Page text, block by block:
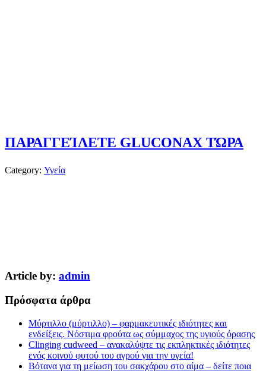
ΠΑΡΑΓΓΕΊΛΕΤΕ GLUCONAX ΤΏΡΑ
Category: Υγεία
Article by: admin
Πρόσφατα άρθρα
Μύρτιλλο (μύρτιλλο) – φαρμακευτικές ιδιότητες και
ενδείξεις. Νόστιμα φρούτα ως σύμμαχος της υγιούς όρασης
Clinging cudweed – ανακαλύψτε τις εκπληκτικές ιδιότητες
ενός κοινού φυτού του αγρού για την υγεία!
Βότανα για τη μείωση του σακχάρου στο αίμα – δείτε ποια